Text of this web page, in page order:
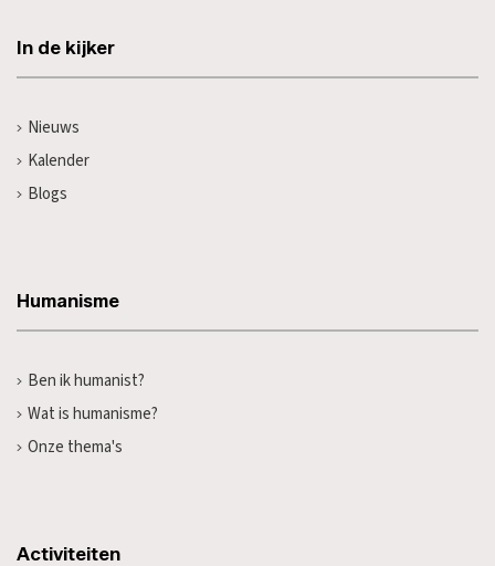
In de kijker
Nieuws
Kalender
Blogs
Humanisme
Ben ik humanist?
Wat is humanisme?
Onze thema's
Activiteiten